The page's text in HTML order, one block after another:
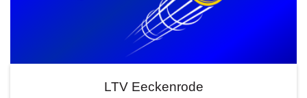
LTV Eeckenrode